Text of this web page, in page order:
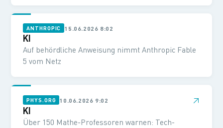
ANTHROPIC 15.06.2026 8:02
KI
Auf behördliche Anweisung nimmt Anthropic Fable
5 vom Netz
PHYS.ORG 10.06.2026 9:02 ↗
KI
Über 150 Mathe-Professoren warnen: Tech-